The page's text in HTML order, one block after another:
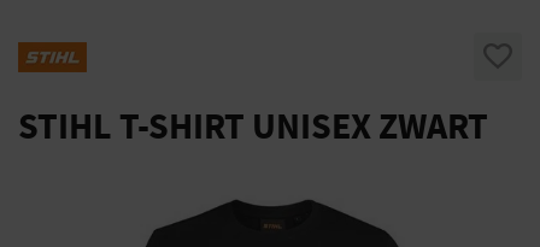
STIHL T-SHIRT UNISEX ZWART